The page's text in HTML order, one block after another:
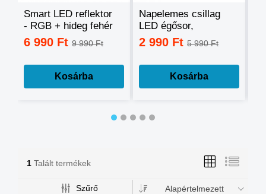
Smart LED reflektor
- RGB + hideg fehér
+ meleg fehér, okos
telefonnal
6 990 Ft 9 990 Ft
Kosárba
Napelemes csillag
LED égősor,
fényfüzér
2 990 Ft 5 990 Ft
Kosárba
1 Talált termékek
Szűrő Alapértelmezett